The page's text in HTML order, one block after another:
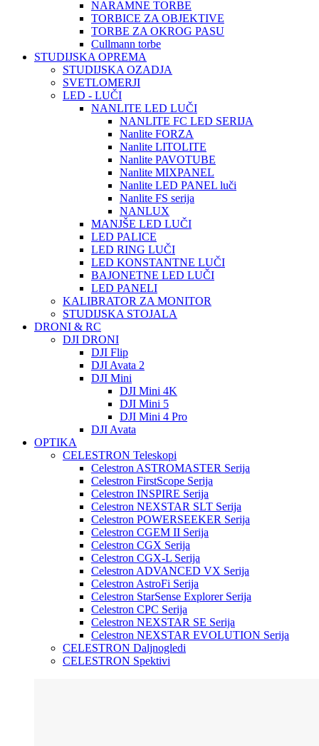
NARAMNE TORBE
TORBICE ZA OBJEKTIVE
TORBE ZA OKROG PASU
Cullmann torbe
STUDIJSKA OPREMA
STUDIJSKA OZADJA
SVETLOMERJI
LED - LUČI
NANLITE LED LUČI
NANLITE FC LED SERIJA
Nanlite FORZA
Nanlite LITOLITE
Nanlite PAVOTUBE
Nanlite MIXPANEL
Nanlite LED PANEL luči
Nanlite FS serija
NANLUX
MANJŠE LED LUČI
LED PALICE
LED RING LUČI
LED KONSTANTNE LUČI
BAJONETNE LED LUČI
LED PANELI
KALIBRATOR ZA MONITOR
STUDIJSKA STOJALA
DRONI & RC
DJI DRONI
DJI Flip
DJI Avata 2
DJI Mini
DJI Mini 4K
DJI Mini 5
DJI Mini 4 Pro
DJI Avata
OPTIKA
CELESTRON Teleskopi
Celestron ASTROMASTER Serija
Celestron FirstScope Serija
Celestron INSPIRE Serija
Celestron NEXSTAR SLT Serija
Celestron POWERSEEKER Serija
Celestron CGEM II Serija
Celestron CGX Serija
Celestron CGX-L Serija
Celestron ADVANCED VX Serija
Celestron AstroFi Serija
Celestron StarSense Explorer Serija
Celestron CPC Serija
Celestron NEXSTAR SE Serija
Celestron NEXSTAR EVOLUTION Serija
CELESTRON Daljnogledi
CELESTRON Spektivi